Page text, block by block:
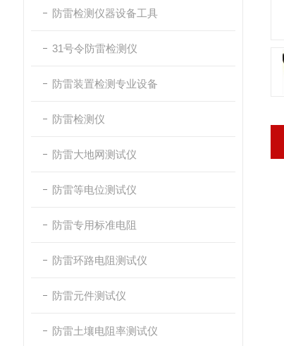
防雷检测仪器设备工具
31号令防雷检测仪
防雷装置检测专业设备
防雷检测仪
防雷大地网测试仪
防雷等电位测试仪
防雷专用标准电阻
防雷环路电阻测试仪
防雷元件测试仪
防雷土壤电阻率测试仪